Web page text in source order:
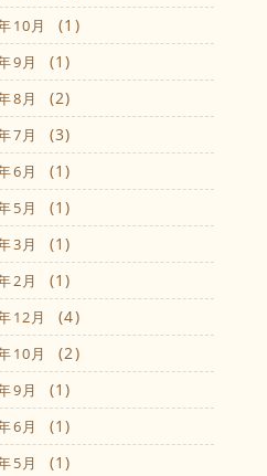
10月 (1)
9月 (1)
8月 (2)
7月 (3)
6月 (1)
5月 (1)
3月 (1)
2月 (1)
12月 (4)
10月 (2)
9月 (1)
6月 (1)
5月 (1)